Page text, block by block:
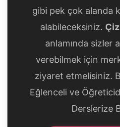
gibi pek çok alanda
alabileceksiniz.
anlamında sizler
verebilmek için
ziyaret etmelisiniz.
Eğlenceli ve
Derslerize